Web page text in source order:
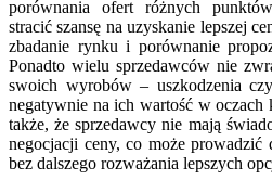
porównania ofert różnych
stracić szansę na uzyskanie lepszej
zbadanie rynku i porównanie
Ponadto wielu sprzedawców nie
swoich wyrobów – uszkodzenia
negatywnie na ich wartość w oczach
także, że sprzedawcy nie mają
negocjacji ceny, co może prowadzić
bez dalszego rozważania lepszych